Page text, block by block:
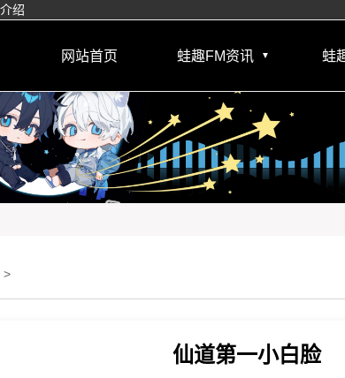
绍
网站首页 蛙趣FM资讯 ▼ 蛙
>
仙道第一小白脸